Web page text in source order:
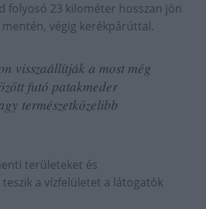
folyosó 23 kilométer hosszan jön
végig kerékpárúttal.
visszaállítják a most még
futó patakmeder
természetközelibb
területeket és
a vízfelületet a látogatók